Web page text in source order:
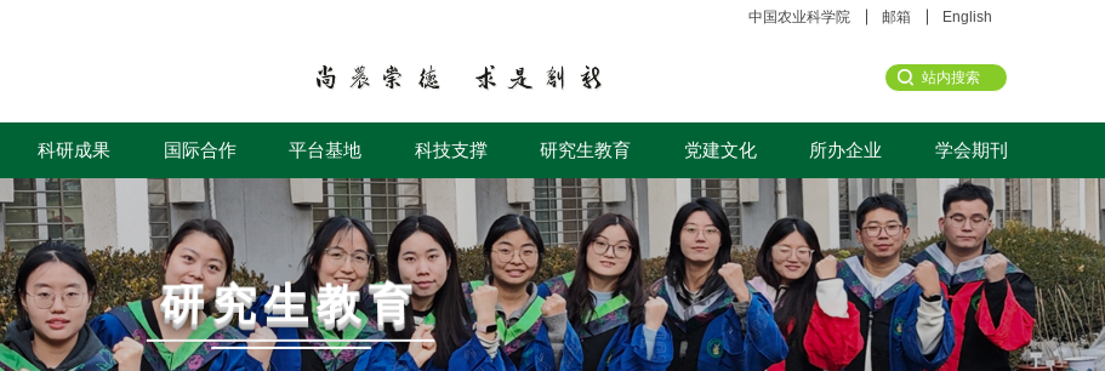
中国农业科学院 邮箱 English
科研成果 国际合作 平台基地 科技支撑 研究生教育 党建文化 所办企业 学会期刊
研究生教育